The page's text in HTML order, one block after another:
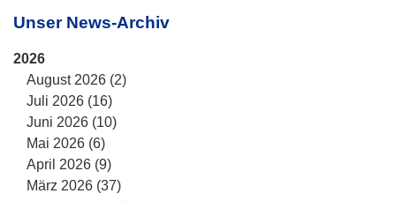
Unser News-Archiv
2026
August 2026 (2)
Juli 2026 (16)
Juni 2026 (10)
Mai 2026 (6)
April 2026 (9)
März 2026 (37)